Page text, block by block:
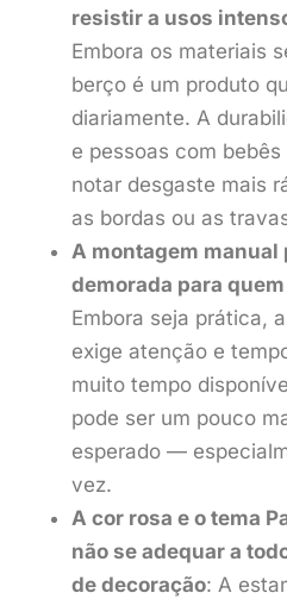
resistir a usos
Embora os materiais
berço é um produto
diariamente. A
e pessoas com
notar desgaste mais
as bordas ou as
A montagem manual
demorada para
Embora seja prática,
exige atenção e
muito tempo
pode ser um pouco
esperado —
vez.
A cor rosa e o tema
não se adequar a
de decoração: A